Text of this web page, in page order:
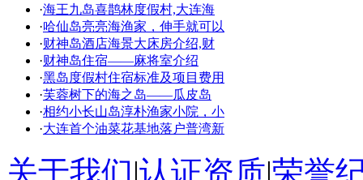
·海王九岛喜鹊林度假村,大连海
·哈仙岛亮亮海渔家，伸手就可以
·财神岛酒店海景大床房介绍,财
·财神岛住宿——麻将室介绍
·黑岛度假村住宿标准及项目费用
·芙蓉树下的海之岛——瓜皮岛
·相约小长山岛淳朴渔家小院，小
·大连首个油菜花基地落户普湾新
关于我们|认证资质|荣誉